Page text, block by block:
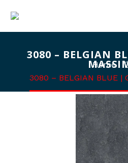
3080 – BELGIAN
Home
3080 – BELGIAN BLUE |